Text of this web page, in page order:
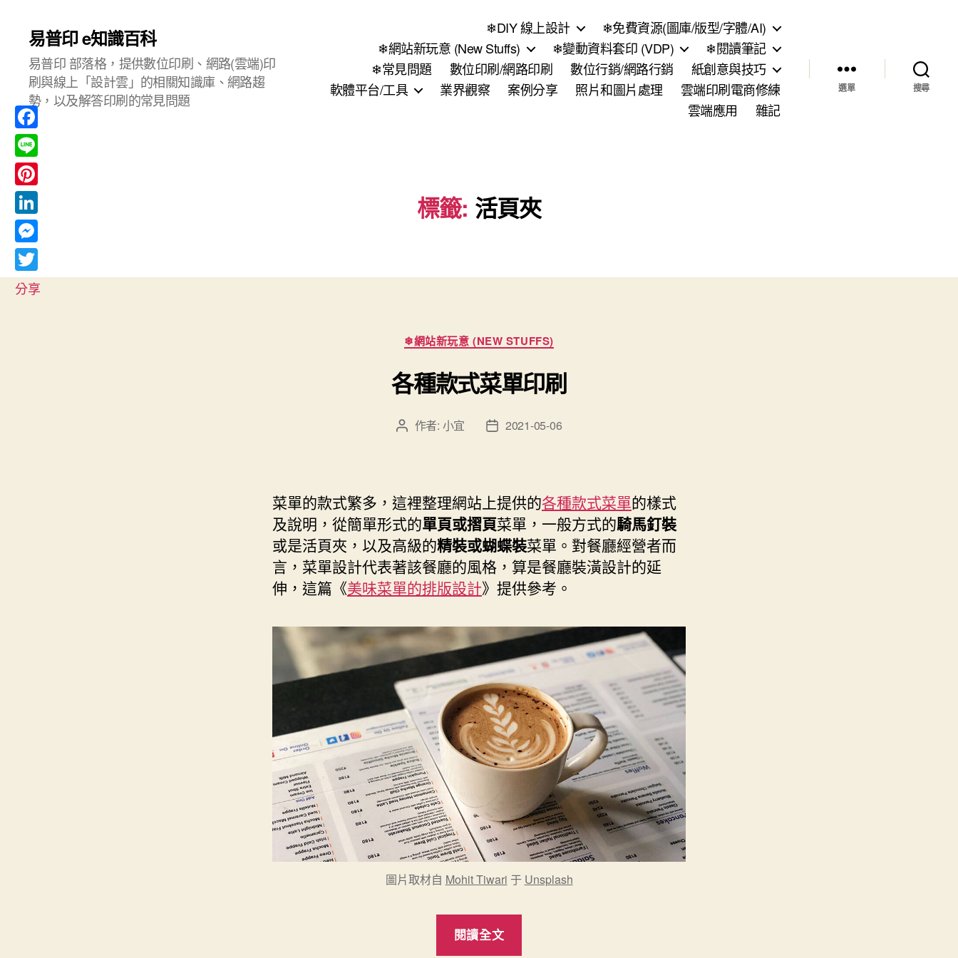
易普印 e知識百科
易普印 部落格，提供數位印刷、網路(雲端)印
刷與線上「設計雲」的相關知識庫、網路趨
勢，以及解答印刷的常見問題
❄DIY 線上設計
❄免費資源(圖庫/版型/字體/AI)
❄網站新玩意 (New Stuffs)
❄變動資料套印 (VDP)
❄閱讀筆記
❄常見問題
數位印刷/網路印刷 數位行銷/網路行銷
紙創意與技巧
軟體平台/工具
業界觀察 案例分享 照片和圖片處理
雲端印刷電商修練
雲端應用
雜記
選單 搜尋
標籤: 活頁夾
分
類
❄網站新玩意 (NEW STUFFS)
各種款式菜單印刷
文 作者: 小宜
文
日
期
2021-05-06
菜單的款式繁多，這裡整理網站上提供的各種款式菜單的樣式
及說明，從簡單形式的單頁或摺頁菜單，一般方式的騎馬釘裝
或是活頁夾，以及高級的精裝或蝴蝶裝菜單。對餐廳經營者而
言，菜單設計代表著該餐廳的風格，算是餐廳裝潢設計的延
伸，這篇《美味菜單的排版設計》提供參考。
圖片取材自 Mohit Tiwari 于 Unsplash
閱讀全文
F
a
c
e
b
o
o
k
L
i
n
e
P
i
n
t
e
L
i
n
k
M
e
s
T
分享